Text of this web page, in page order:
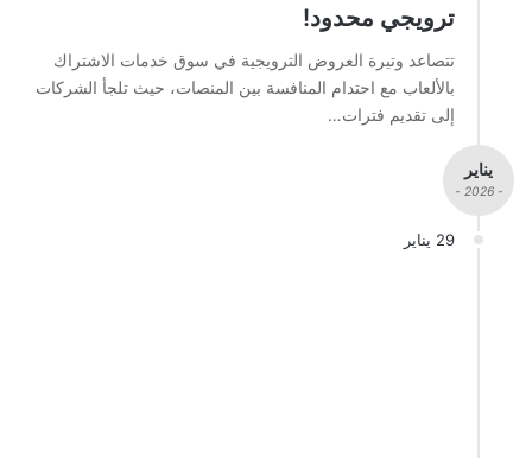
ترويجي محدود!
تتصاعد وتيرة العروض الترويجية في سوق خدمات الاشتراك
بالألعاب مع احتدام المنافسة بين المنصات، حيث تلجأ الشركات
إلى تقديم فترات…
يناير
- 2026 -
29 يناير